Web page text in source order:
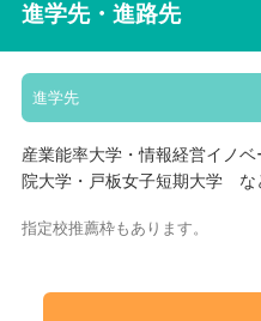
進学先・進路先
進学先
産業能率大学・情報経営イノ
院大学・戸板女子短期大学 な
指定校推薦枠もあります。